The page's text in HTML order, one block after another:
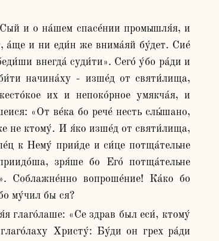
а́ще и ни еди́н же внима́яй бу́дет. Сие́
внегда́ суди́ти». Сего́ у́бо ра́ди и
начина́ху - изше́д от святи́лища,
их и непоко́рное умякча́я, и
«От ве́ка бо рече́ несть слы́шано,
не ктому́. И я́ко изше́д от святи́лища,
к Нему́ прии́де и си́це потща́тельне
зря́ше бо Его́ потща́тельне
Соблажне́нно вопроше́ние! Ка́ко бо
му́чил бы ся?
Христу́: Бу́ди он грех ра́ди